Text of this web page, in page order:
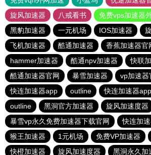
旋风加速器
八戒看书
免费vps加速器
黑豹加速器
一元机场 IOS加速器
飞机加速器
酷通加速器
香蕉加速器官
hammer加速器
酷通npv加速器
快联
酷通加速器官网
暴雪加速器
vp加速器
快连加速器app
outline 快连加速器app
outline
黑洞官方加速器 旋风加速度器
暴雪vp永久免费加速器下载官网
快连加
猴王加速器
1元机场 免费VP加速器
快橙加速器
旋风加速度器 黑洞永久加